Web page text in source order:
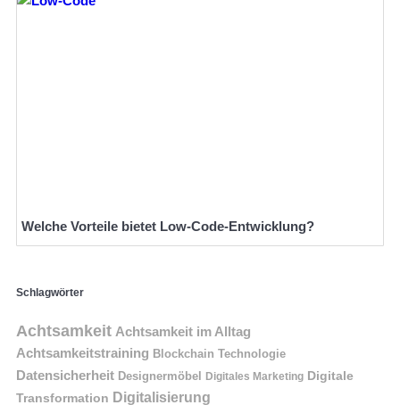
Welche Vorteile bietet Low-Code-Entwicklung?
Schlagwörter
Achtsamkeit Achtsamkeit im Alltag
Achtsamkeitstraining Blockchain Technologie
Datensicherheit Designermöbel Digitales Marketing Digitale
Transformation Digitalisierung